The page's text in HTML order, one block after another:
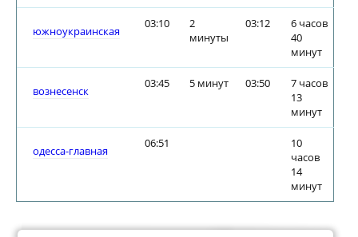
южноукраинская
03:10
2
минуты
03:12
6 часов
40
минут
вознесенск
03:45 5 минут 03:50
7 часов
13
минут
одесса-главная
06:51
10
часов
14
минут